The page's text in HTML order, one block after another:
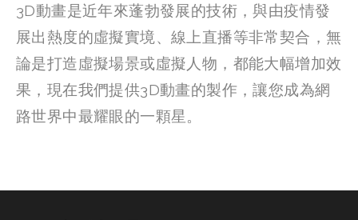
3D動畫是近年來蓬勃發展的技術，與由疫情發
展出熱度的虛擬實境、線上直播等非常契合，無
論是打造虛擬場景或虛擬人物，都能大幅增加效
果，現在我們提供3D動畫的製作，讓您成為網
路世界中最耀眼的一顆星。